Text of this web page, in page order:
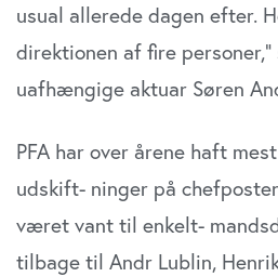
usual allerede dagen efter.
direktionen af fire
uafhængige aktuar Søren
PFA har over årene haft
udskift- ninger på
været vant til enkelt-
tilbage til Andr Lublin,